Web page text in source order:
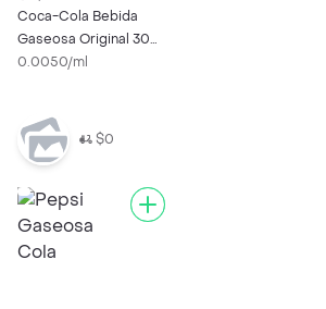
Coca-Cola Bebida
Gaseosa Original 300
mL
0.0050/ml
$0